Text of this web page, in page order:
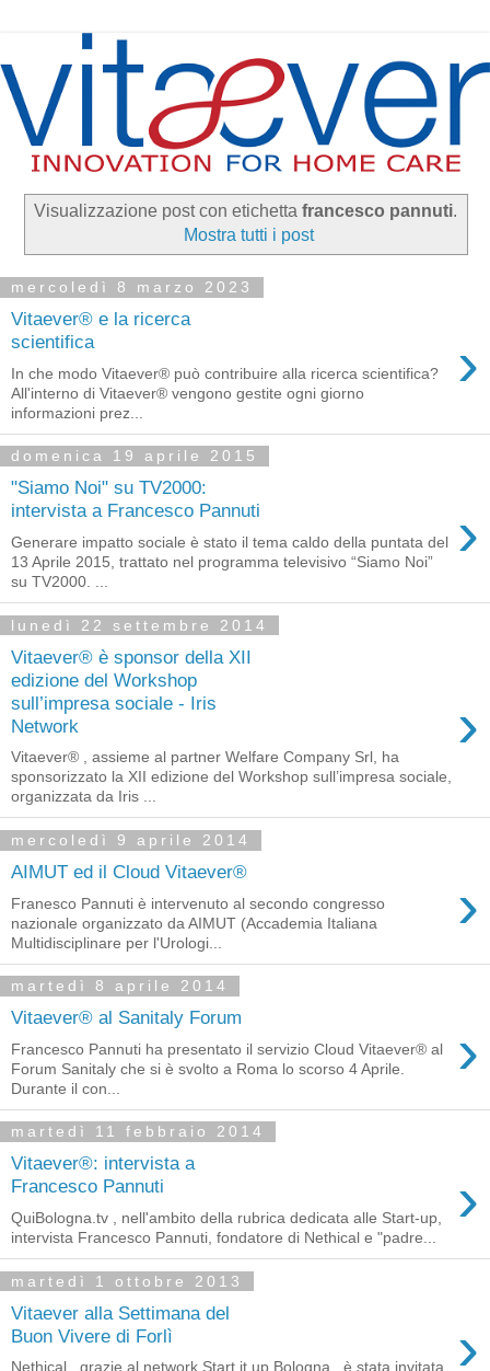
Visualizzazione post con etichetta francesco pannuti.
Mostra tutti i post
mercoledì 8 marzo 2023
Vitaever® e la ricerca
scientifica
›
In che modo Vitaever® può contribuire alla ricerca scientifica?
All'interno di Vitaever® vengono gestite ogni giorno
informazioni prez...
domenica 19 aprile 2015
"Siamo Noi" su TV2000:
intervista a Francesco Pannuti
›
Generare impatto sociale è stato il tema caldo della puntata del
13 Aprile 2015, trattato nel programma televisivo “Siamo Noi”
su TV2000. ...
lunedì 22 settembre 2014
Vitaever® è sponsor della XII
edizione del Workshop
sull’impresa sociale - Iris
Network
›
Vitaever® , assieme al partner Welfare Company Srl, ha
sponsorizzato la XII edizione del Workshop sull’impresa sociale,
organizzata da Iris ...
mercoledì 9 aprile 2014
AIMUT ed il Cloud Vitaever® ›
Franesco Pannuti è intervenuto al secondo congresso
nazionale organizzato da AIMUT (Accademia Italiana
Multidisciplinare per l'Urologi...
martedì 8 aprile 2014
Vitaever® al Sanitaly Forum ›
Francesco Pannuti ha presentato il servizio Cloud Vitaever® al
Forum Sanitaly che si è svolto a Roma lo scorso 4 Aprile.
Durante il con...
martedì 11 febbraio 2014
Vitaever®: intervista a
Francesco Pannuti
›
QuiBologna.tv , nell'ambito della rubrica dedicata alle Start-up,
intervista Francesco Pannuti, fondatore di Nethical e "padre...
martedì 1 ottobre 2013
Vitaever alla Settimana del
Buon Vivere di Forlì
›
Nethical , grazie al network Start it up Bologna , è stata invitata